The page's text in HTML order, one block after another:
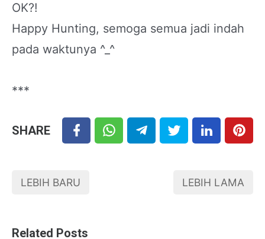
OK?!
Happy Hunting, semoga semua jadi indah
pada waktunya ^_^
***
SHARE
LEBIH BARU LEBIH LAMA
Related Posts